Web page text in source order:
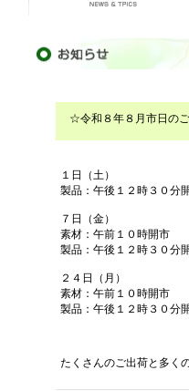
☆令和８年８月市日
１日（土）
製品：午後１２時３０分
７日（金）
素材：午前１０時開市
製品：午後１２時３０分
２４日（月）
素材：午前１０時開市
製品：午後１２時３０分
たくさんのご出荷と多く